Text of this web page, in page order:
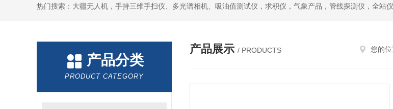
热门搜索：大疆无人机，手持三维手扫仪、多光谱相机、吸油值测试仪，求积仪，气象产品，管线探测仪，全站
产品分类
PRODUCT CATEGORY
产品展示 / PRODUCTS 您的位